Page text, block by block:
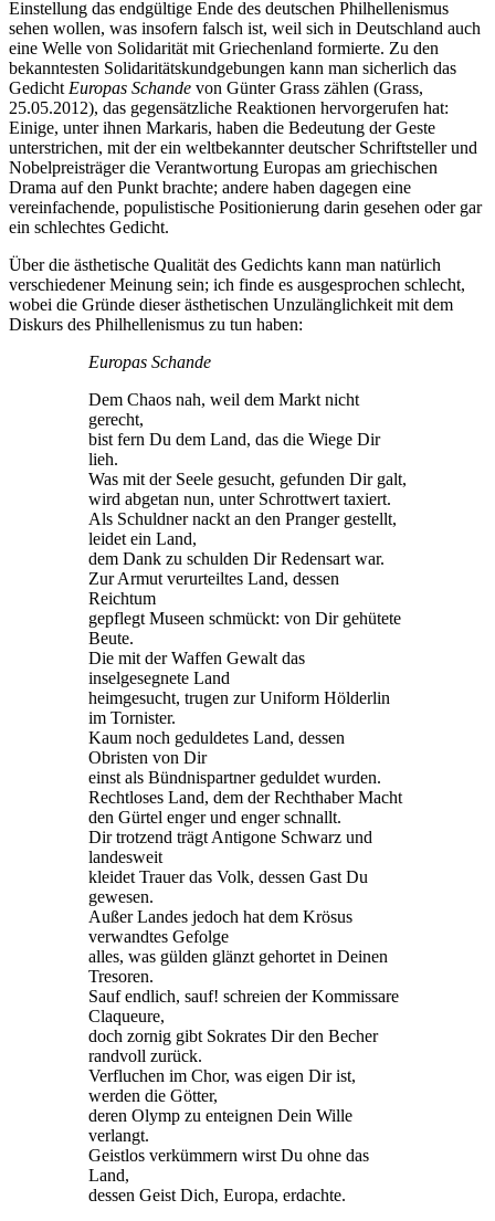
Einstellung das endgültige Ende des deutschen Philhellenismus
sehen wollen, was insofern falsch ist, weil sich in Deutschland auch
eine Welle von Solidarität mit Griechenland formierte. Zu den
bekanntesten Solidaritätskundgebungen kann man sicherlich das
Gedicht Europas Schande von Günter Grass zählen (Grass,
25.05.2012), das gegensätzliche Reaktionen hervorgerufen hat:
Einige, unter ihnen Markaris, haben die Bedeutung der Geste
unterstrichen, mit der ein weltbekannter deutscher Schriftsteller und
Nobelpreisträger die Verantwortung Europas am griechischen
Drama auf den Punkt brachte; andere haben dagegen eine
vereinfachende, populistische Positionierung darin gesehen oder gar
ein schlechtes Gedicht.
Über die ästhetische Qualität des Gedichts kann man natürlich
verschiedener Meinung sein; ich finde es ausgesprochen schlecht,
wobei die Gründe dieser ästhetischen Unzulänglichkeit mit dem
Diskurs des Philhellenismus zu tun haben:
Europas Schande
Dem Chaos nah, weil dem Markt nicht
gerecht,
bist fern Du dem Land, das die Wiege Dir
lieh.
Was mit der Seele gesucht, gefunden Dir galt,
wird abgetan nun, unter Schrottwert taxiert.
Als Schuldner nackt an den Pranger gestellt,
leidet ein Land,
dem Dank zu schulden Dir Redensart war.
Zur Armut verurteiltes Land, dessen
Reichtum
gepflegt Museen schmückt: von Dir gehütete
Beute.
Die mit der Waffen Gewalt das
inselgesegnete Land
heimgesucht, trugen zur Uniform Hölderlin
im Tornister.
Kaum noch geduldetes Land, dessen
Obristen von Dir
einst als Bündnispartner geduldet wurden.
Rechtloses Land, dem der Rechthaber Macht
den Gürtel enger und enger schnallt.
Dir trotzend trägt Antigone Schwarz und
landesweit
kleidet Trauer das Volk, dessen Gast Du
gewesen.
Außer Landes jedoch hat dem Krösus
verwandtes Gefolge
alles, was gülden glänzt gehortet in Deinen
Tresoren.
Sauf endlich, sauf! schreien der Kommissare
Claqueure,
doch zornig gibt Sokrates Dir den Becher
randvoll zurück.
Verfluchen im Chor, was eigen Dir ist,
werden die Götter,
deren Olymp zu enteignen Dein Wille
verlangt.
Geistlos verkümmern wirst Du ohne das
Land,
dessen Geist Dich, Europa, erdachte.